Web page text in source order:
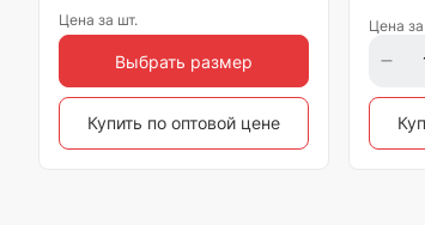
Цена за шт.
Выбрать размер
Купить по оптовой цене
Цена